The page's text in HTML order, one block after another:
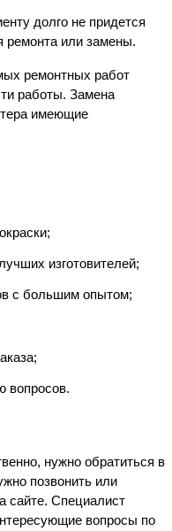
долго не придется
ремонта или замены.
ремонтных работ
работы. Замена
имеющие
изготовителей;
с большим опытом;
вопросов.
нужно обратиться в
позвонить или
сайте. Специалист
вопросы по